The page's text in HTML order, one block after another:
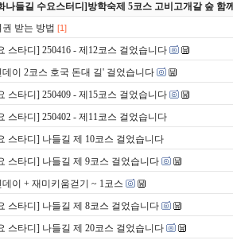
나들길 수요스터디]방학숙제 5코스 고비고개갈 숲 함
권 받는 방법 [1]
스타디] 250416 - 제12코스 걸었습니다
데이 2코스 호국 돈대 길' 걸었습니다
스타디] 250409 - 제15코스 걸었습니다
스타디] 250402 - 제11코스 걸었습니다
스타디] 나들길 제 10코스 걸었습니다
스타디] 나들길 제 9코스 걸었습니다
데이 + 재미키움걷기 ~ 1코스
스타디] 나들길 제 8코스 걸었습니다
스타디] 나들길 제 20코스 걸었습니다